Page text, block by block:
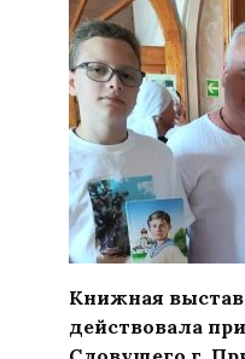
Книжная
действовала